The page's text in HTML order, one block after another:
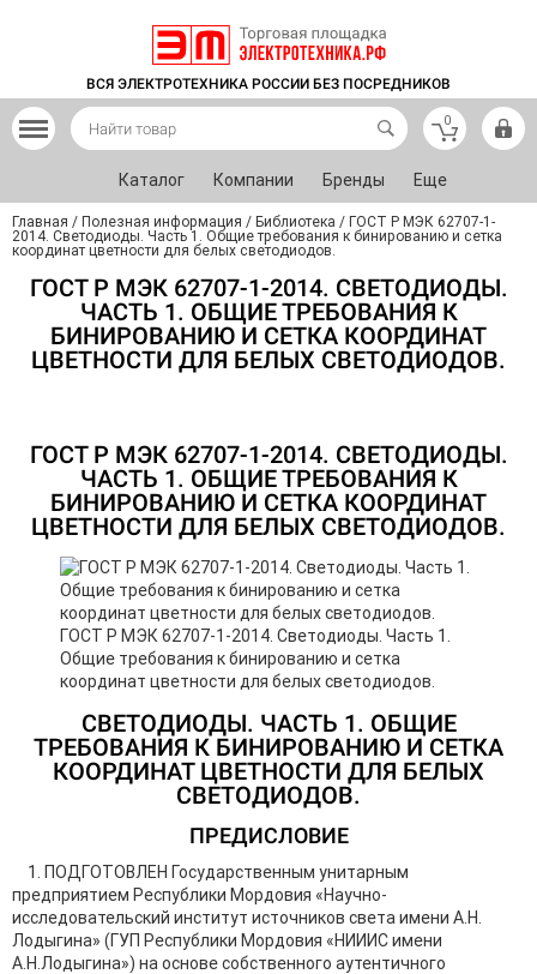
ВСЯ ЭЛЕКТРОТЕХНИКА РОССИИ БЕЗ ПОСРЕДНИКОВ
0
Каталог Компании Бренды Еще
Главная / Полезная информация / Библиотека / ГОСТ Р МЭК 62707-1-
2014. Светодиоды. Часть 1. Общие требования к бинированию и сетка
координат цветности для белых светодиодов.
ГОСТ Р МЭК 62707-1-2014. СВЕТОДИОДЫ.
ЧАСТЬ 1. ОБЩИЕ ТРЕБОВАНИЯ К
БИНИРОВАНИЮ И СЕТКА КООРДИНАТ
ЦВЕТНОСТИ ДЛЯ БЕЛЫХ СВЕТОДИОДОВ.
ГОСТ Р МЭК 62707-1-2014. СВЕТОДИОДЫ.
ЧАСТЬ 1. ОБЩИЕ ТРЕБОВАНИЯ К
БИНИРОВАНИЮ И СЕТКА КООРДИНАТ
ЦВЕТНОСТИ ДЛЯ БЕЛЫХ СВЕТОДИОДОВ.
ГОСТ Р МЭК 62707-1-2014. Светодиоды. Часть 1.
Общие требования к бинированию и сетка
координат цветности для белых светодиодов.
СВЕТОДИОДЫ. ЧАСТЬ 1. ОБЩИЕ
ТРЕБОВАНИЯ К БИНИРОВАНИЮ И СЕТКА
КООРДИНАТ ЦВЕТНОСТИ ДЛЯ БЕЛЫХ
СВЕТОДИОДОВ.
ПРЕДИСЛОВИЕ
1. ПОДГОТОВЛЕН Государственным унитарным
предприятием Республики Мордовия «Научно-
исследовательский институт источников света имени А.Н.
Лодыгина» (ГУП Республики Мордовия «НИИИС имени
А.Н.Лодыгина») на основе собственного аутентичного